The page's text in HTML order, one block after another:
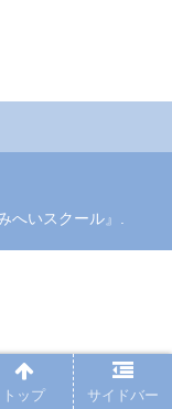
へいスクール』.
トップ サイドバー